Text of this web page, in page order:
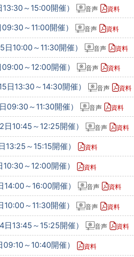
～15:00開催） 音声 資料
～11:00開催） 音声 資料
10:00～11:30開催） 音声 資料
～12:00開催） 音声 資料
日13:30～14:30開催） 音声 資料
09:30～11:30開催） 音声 資料
10:45～12:25開催） 音声 資料
～15:15開催） 資料
～12:00開催） 資料
～16:00開催） 音声 資料
～11:30開催） 音声 資料
13:45～15:25開催） 音声 資料
～10:40開催） 資料